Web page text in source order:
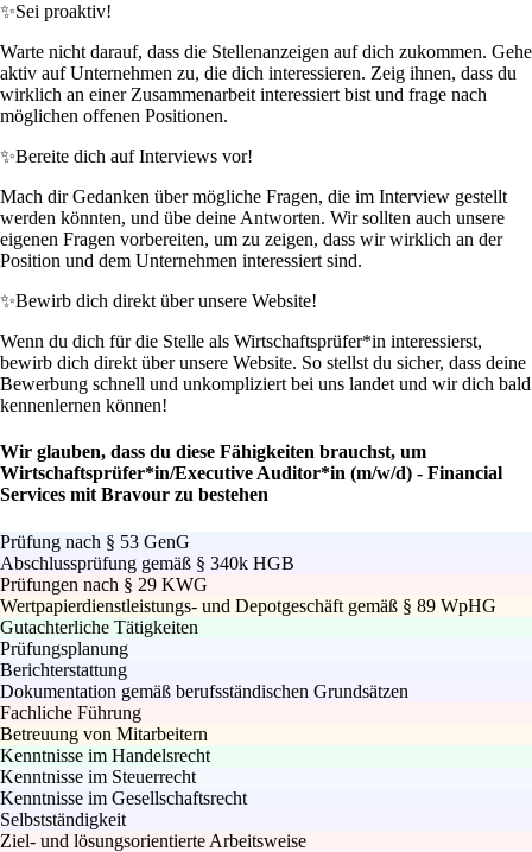
✨Sei proaktiv!
Warte nicht darauf, dass die Stellenanzeigen auf dich zukommen. Gehe
aktiv auf Unternehmen zu, die dich interessieren. Zeig ihnen, dass du
wirklich an einer Zusammenarbeit interessiert bist und frage nach
möglichen offenen Positionen.
✨Bereite dich auf Interviews vor!
Mach dir Gedanken über mögliche Fragen, die im Interview gestellt
werden könnten, und übe deine Antworten. Wir sollten auch unsere
eigenen Fragen vorbereiten, um zu zeigen, dass wir wirklich an der
Position und dem Unternehmen interessiert sind.
✨Bewirb dich direkt über unsere Website!
Wenn du dich für die Stelle als Wirtschaftsprüfer*in interessierst,
bewirb dich direkt über unsere Website. So stellst du sicher, dass deine
Bewerbung schnell und unkompliziert bei uns landet und wir dich bald
kennenlernen können!
Wir glauben, dass du diese Fähigkeiten brauchst, um
Wirtschaftsprüfer*in/Executive Auditor*in (m/w/d) - Financial
Services mit Bravour zu bestehen
Prüfung nach § 53 GenG
Abschlussprüfung gemäß § 340k HGB
Prüfungen nach § 29 KWG
Wertpapierdienstleistungs- und Depotgeschäft gemäß § 89 WpHG
Gutachterliche Tätigkeiten
Prüfungsplanung
Berichterstattung
Dokumentation gemäß berufsständischen Grundsätzen
Fachliche Führung
Betreuung von Mitarbeitern
Kenntnisse im Handelsrecht
Kenntnisse im Steuerrecht
Kenntnisse im Gesellschaftsrecht
Selbstständigkeit
Ziel- und lösungsorientierte Arbeitsweise